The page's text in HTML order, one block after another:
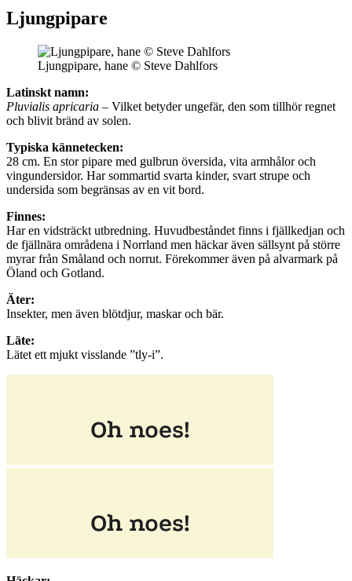
Ljungpipare
Ljungpipare, hane © Steve Dahlfors
Latinskt namn:
Pluvialis apricaria – Vilket betyder ungefär, den som tillhör regnet
och blivit bränd av solen.
Typiska kännetecken:
28 cm. En stor pipare med gulbrun översida, vita armhålor och
vingundersidor. Har sommartid svarta kinder, svart strupe och
undersida som begränsas av en vit bord.
Finnes:
Har en vidsträckt utbredning. Huvudbeståndet finns i fjällkedjan och
de fjällnära områdena i Norrland men häckar även sällsynt på större
myrar från Småland och norrut. Förekommer även på alvarmark på
Öland och Gotland.
Äter:
Insekter, men även blötdjur, maskar och bär.
Läte:
Lätet ett mjukt visslande ”tly-i”.